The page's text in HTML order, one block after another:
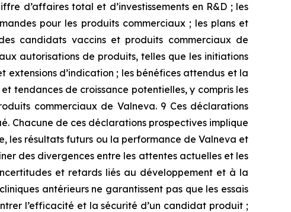
d’affaires total et d’investissements en R&D ; les
pour les produits commerciaux ; les plans et
candidats vaccins et produits commerciaux de
autorisations de produits, telles que les initiations
extensions d’indication ; les bénéfices attendus et la
tendances de croissance potentielles, y compris les
commerciaux de Valneva. 9 Ces déclarations
Chacune de ces déclarations prospectives implique
les résultats futurs ou la performance de Valneva et
des divergences entre les attentes actuelles et les
et retards liés au développement et à la
antérieurs ne garantissent pas que les essais
l’efficacité et la sécurité d’un candidat produit ;